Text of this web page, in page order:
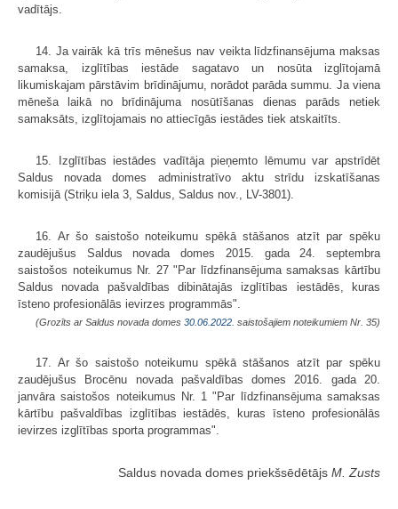
vadītājs.
14. Ja vairāk kā trīs mēnešus nav veikta līdzfinansējuma maksas
samaksa, izglītības iestāde sagatavo un nosūta izglītojamā
likumiskajam pārstāvim brīdinājumu, norādot parāda summu. Ja viena
mēneša laikā no brīdinājuma nosūtīšanas dienas parāds netiek
samaksāts, izglītojamais no attiecīgās iestādes tiek atskaitīts.
15. Izglītības iestādes vadītāja pieņemto lēmumu var apstrīdēt
Saldus novada domes administratīvo aktu strīdu izskatīšanas
komisijā (Striķu iela 3, Saldus, Saldus nov., LV-3801).
16. Ar šo saistošo noteikumu spēkā stāšanos atzīt par spēku
zaudējušus Saldus novada domes 2015. gada 24. septembra
saistošos noteikumus Nr. 27 "Par līdzfinansējuma samaksas kārtību
Saldus novada pašvaldības dibinātajās izglītības iestādēs, kuras
īsteno profesionālās ievirzes programmās".
(Grozīts ar Saldus novada domes 30.06.2022. saistošajiem noteikumiem Nr. 35)
17. Ar šo saistošo noteikumu spēkā stāšanos atzīt par spēku
zaudējušus Brocēnu novada pašvaldības domes 2016. gada 20.
janvāra saistošos noteikumus Nr. 1 "Par līdzfinansējuma samaksas
kārtību pašvaldības izglītības iestādēs, kuras īsteno profesionālās
ievirzes izglītības sporta programmas".
Saldus novada domes priekšsēdētājs M. Zusts